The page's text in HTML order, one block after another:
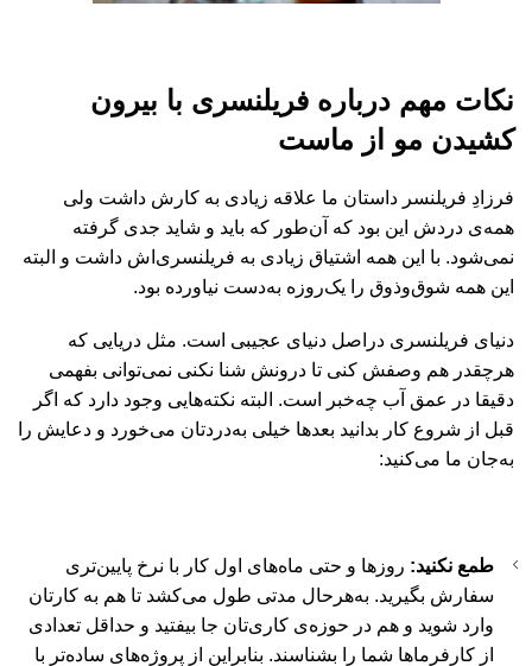
نکات مهم درباره فریلنسری با بیرون
کشیدن مو از ماست
فرزادِ فریلنسر داستان ما علاقه زیادی به کارش داشت ولی
همه‌ی دردش این بود که آن‌طور که باید و شاید جدی گرفته
نمی‌شود. با این همه اشتیاق زیادی به فریلنسری‌اش داشت و البته
این همه شوق‌وذوق را یک‌روزه به‌دست نیاورده بود.
دنیای فریلنسری دراصل دنیای عجیبی است. مثل دریایی که
هرچقدر هم وصفش کنی تا درونش شنا نکنی نمی‌توانی بفهمی
دقیقا در عمق آب چه‌خبر است. البته نکته‌هایی وجود دارد که اگر
قبل از شروع کار بدانید بعدها خیلی به‌دردتان می‌خورد و دعایش را
به‌جان ما می‌کنید:
طمع نکنید: روزها و حتی ماه‌های اول کار با نرخ پایین‌تری
سفارش بگیرید. به‌هرحال مدتی طول می‌کشد تا هم به کارتان
وارد شوید و هم در حوزه‌ی کاری‌تان جا بیفتید و حداقل تعدادی
از کارفرماها شما را بشناسند. بنابراین از پروژه‌های ساده‌تر با